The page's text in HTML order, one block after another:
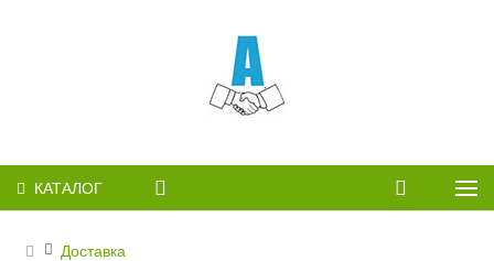
КАТАЛОГ
Доставка